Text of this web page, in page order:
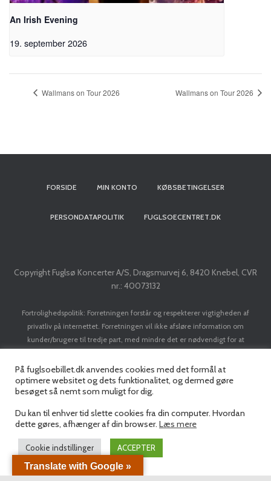
An Irish Evening
19. september 2026
Wallmans on Tour 2026 Wallmans on Tour 2026
FORSIDE MIN KONTO KØBSBETINGELSER
PERSONDATAPOLITIK FUGLSOECENTRET.DK
Copyright Fuglsø Koncerter A/S, Dragsmurvej 6, 8420 Knebel, CVR
nr.: 40073132
Fortrolighedspolitik: Forretningen forstår og respekterer vigtigheden af
privatliv på internettet. Forretningen vil ikke afsløre information om
kunder/brugere til tredje part, med mindre det er nødvendigt for at
mail adresse, kreditkort eller personlige data til nogen tredjepart uden din
forudgående tilladelse.
På fuglsoebillet.dk anvendes cookies med det formål at
optimere websitet og dets funktionalitet, og dermed gøre
besøget så nemt som muligt for dig.
Du kan til enhver tid slette cookies fra din computer. Hvordan
dette gøres, afhænger af din browser. Læs mere
Cookie indstillinger ACCEPTER
Translate with Google »